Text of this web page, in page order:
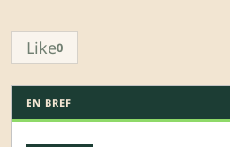
Like0
EN BREF